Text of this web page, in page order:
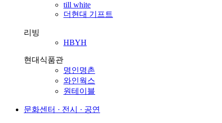
till white
더현대 기프트
리빙
HBYH
현대식품관
명인명촌
와인웍스
원테이블
문화센터 · 전시 · 공연